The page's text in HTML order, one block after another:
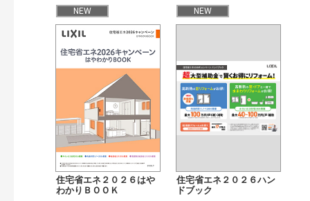
旧版（WEBカタログ）
キーワード検索（あいまい）
おすすめハッシュタグ
まずはここから（4）
施工イメージ・アイデア集（1）
リフォームおすすめ（14）
省エネ住宅関連（3）
補助金・優遇制度を知る（2）
カタログ一覧＆使い方（1）
カテゴリー
窓・シャッター（14）
玄関ドア・引戸（6）
インテリア建材（10）
エクステリア（3）
NEW
住宅省エネ２０２６はや
わかりＢＯＯＫ
NEW
住宅省エネ２０２６ハン
ドブック